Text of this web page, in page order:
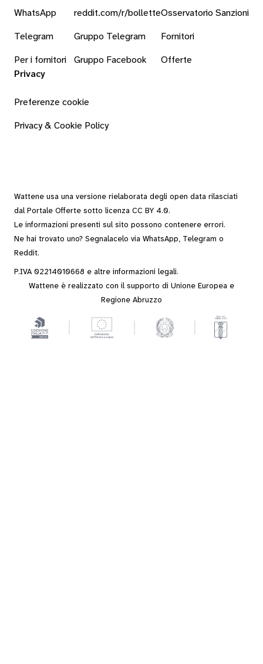
WhatsApp
Telegram
Per i fornitori
reddit.com/r/bollette
Gruppo Telegram
Gruppo Facebook
Osservatorio Sanzioni
Fornitori
Offerte
Privacy
Preferenze cookie
Privacy & Cookie Policy
Wattene usa una versione rielaborata degli open data rilasciati
dal Portale Offerte sotto licenza CC BY 4.0.
Le informazioni presenti sul sito possono contenere errori.
Ne hai trovato uno? Segnalacelo via WhatsApp, Telegram o
Reddit.
P.IVA 02214010668 e altre informazioni legali.
Wattene è realizzato con il supporto di Unione Europea e
Regione Abruzzo